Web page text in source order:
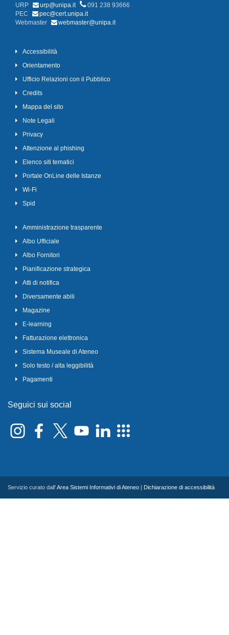
URP
urp@unipa.it
091 238 93666
PEC
pec@cert.unipa.it
Webmaster
webmaster@unipa.it
Accessibilità
Orientamento
Ufficio Relazioni con il Pubblico
Credits
Mappa del sito
Note Legali
Privacy
Attenzione al phishing
Elenco siti tematici
Portale OnLine delle Istanze
Wi-Fi
Spid
Amministrazione trasparente
Albo Ufficiale
Albo Fornitori
Pianificazione strategica
Atti di notifica
Diversamente abili
Magazine
E-learning
Fatturazione elettronica
Sistema Museale di Ateneo
Solo testo / alta leggibilità
Pagamenti
Seguici sui social
Servizio curato dall'Area Sistemi Informativi di Ateneo Dichiarazione di accessibilità